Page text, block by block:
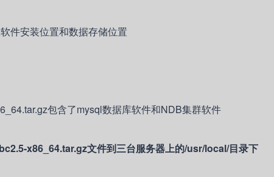
件安装位置和数据存储位置
包含了mysql数据库软件和NDB集群软件
x86_64.tar.gz文件到三台服务器上的/usr/local/目录下